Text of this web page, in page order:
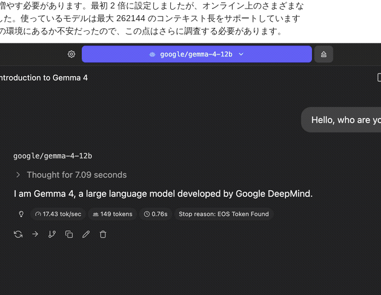
やす必要があります。最初 2 倍に設定しましたが、オンライン上のさまざまな
。 使っているモデルは最大 262144 のコンテキスト長をサポートしています
境にあるか不安だったので、この点はさらに調査する必要があります。